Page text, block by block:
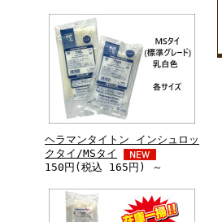
ヘラマンタイトン インシュロッ
クタイ/MSタイ
150円(税込 165円) ～